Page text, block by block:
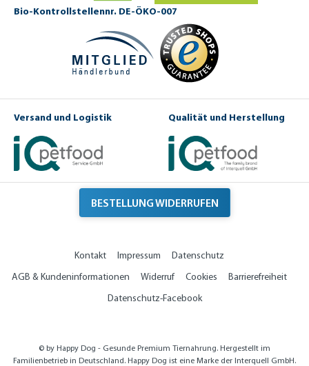
Bio-Kontrollstellennr. DE-ÖKO-007
Versand und Logistik Qualität und Herstellung
BESTELLUNG WIDERRUFEN
Kontakt Impressum
Datenschutz
AGB & Kundeninformationen
Widerruf Cookies
Barrierefreiheit
Datenschutz-Facebook
© by Happy Dog - Gesunde Premium Tiernahrung. Hergestellt im
Familienbetrieb in Deutschland. Happy Dog ist eine Marke der Interquell GmbH.